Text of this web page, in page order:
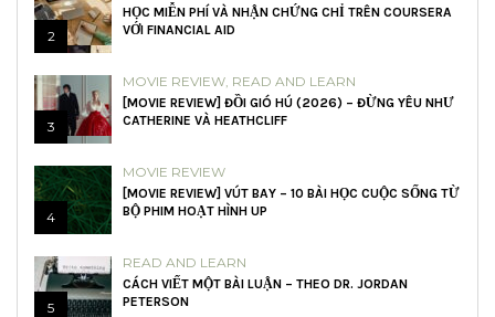
2
HỌC MIỄN PHÍ VÀ NHẬN CHỨNG CHỈ TRÊN COURSERA
VỚI FINANCIAL AID
3
MOVIE REVIEW READ AND LEARN
[MOVIE REVIEW] ĐỒI GIÓ HÚ (2026) – ĐỪNG YÊU NHƯ
CATHERINE VÀ HEATHCLIFF
4
MOVIE REVIEW
[MOVIE REVIEW] VÚT BAY – 10 BÀI HỌC CUỘC SỐNG TỪ
BỘ PHIM HOẠT HÌNH UP
5
READ AND LEARN
CÁCH VIẾT MỘT BÀI LUẬN – THEO DR. JORDAN
PETERSON